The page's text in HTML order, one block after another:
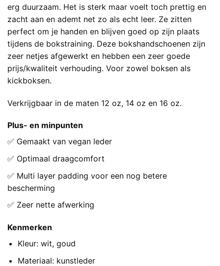
erg duurzaam. Het is sterk maar voelt toch prettig en
zacht aan en ademt net zo als echt leer. Ze zitten
perfect om je handen en blijven goed op zijn plaats
tijdens de bokstraining. Deze bokshandschoenen zijn
zeer netjes afgewerkt en hebben een zeer goede
prijs/kwaliteit verhouding. Voor zowel boksen als
kickboksen.
Verkrijgbaar in de maten 12 oz, 14 oz en 16 oz.
Plus- en minpunten
✅ Gemaakt van vegan leder
✅ Optimaal draagcomfort
✅ Multi layer padding voor een nog betere
bescherming
✅ Zeer nette afwerking
Kenmerken
Kleur: wit, goud
Materiaal: kunstleder